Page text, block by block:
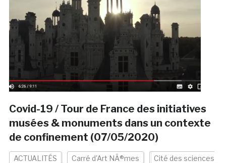
Covid-19 / Tour de France des initiatives
musées & monuments dans un contexte
de confinement (07/05/2020)
ACTUALITÉS Carré d'Art NÃ®mes Cité des sciences